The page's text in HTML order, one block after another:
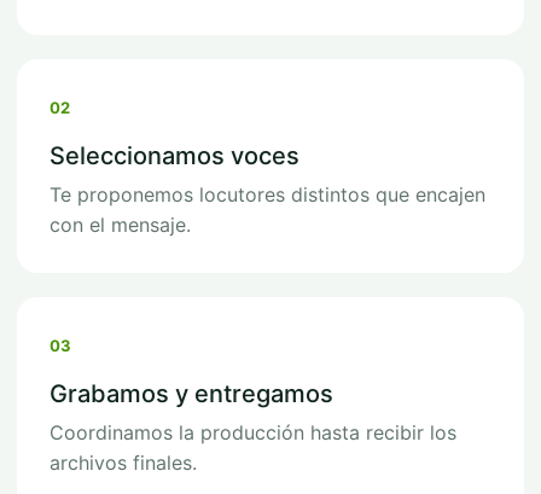
02
Seleccionamos voces
Te proponemos locutores distintos que encajen
con el mensaje.
03
Grabamos y entregamos
Coordinamos la producción hasta recibir los
archivos finales.